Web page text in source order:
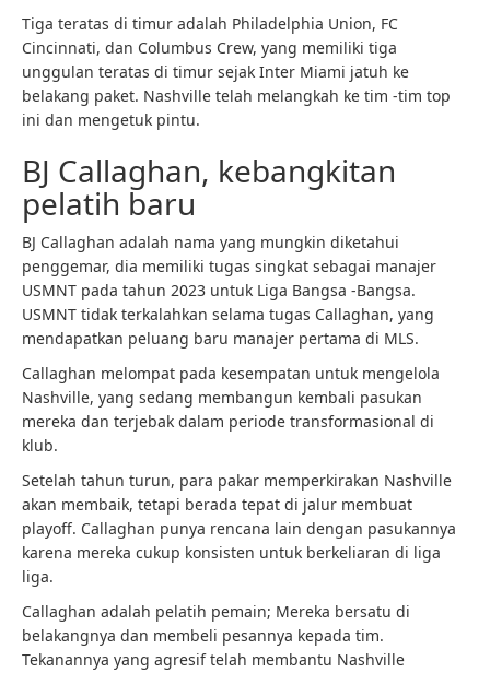
Tiga teratas di timur adalah Philadelphia Union, FC
Cincinnati, dan Columbus Crew, yang memiliki tiga
unggulan teratas di timur sejak Inter Miami jatuh ke
belakang paket. Nashville telah melangkah ke tim -tim top
ini dan mengetuk pintu.
BJ Callaghan, kebangkitan
pelatih baru
BJ Callaghan adalah nama yang mungkin diketahui
penggemar, dia memiliki tugas singkat sebagai manajer
USMNT pada tahun 2023 untuk Liga Bangsa -Bangsa.
USMNT tidak terkalahkan selama tugas Callaghan, yang
mendapatkan peluang baru manajer pertama di MLS.
Callaghan melompat pada kesempatan untuk mengelola
Nashville, yang sedang membangun kembali pasukan
mereka dan terjebak dalam periode transformasional di
klub.
Setelah tahun turun, para pakar memperkirakan Nashville
akan membaik, tetapi berada tepat di jalur membuat
playoff. Callaghan punya rencana lain dengan pasukannya
karena mereka cukup konsisten untuk berkeliaran di liga
liga.
Callaghan adalah pelatih pemain; Mereka bersatu di
belakangnya dan membeli pesannya kepada tim.
Tekanannya yang agresif telah membantu Nashville